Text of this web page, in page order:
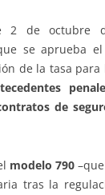
2 de octubre
se aprueba
de la tasa para
de
modelo 790
tras la